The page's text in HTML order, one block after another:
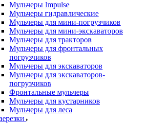
Мульчеры Impulse
Мульчеры гидравлические
Мульчеры для мини-погрузчиков
Мульчеры для мини-экскаваторов
Мульчеры для тракторов
Мульчеры для фронтальных
погрузчиков
Мульчеры для экскаваторов
Мульчеры для экскаваторов-
погрузчиков
Фронтальные мульчеры
Мульчеры для кустарников
Мульчеры для леса